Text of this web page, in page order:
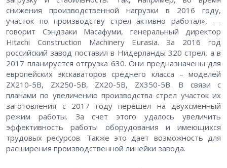
снижения производственной нагрузки в 2016 году,
участок по производству стрел активно работал», —
говорит Сэндзаки Масафуми, генеральный директор
Hitachi Construction Machinery Eurasia. За 2016 год
российский завод поставил в Нидерланды 320 стрел, а в
2017 планируется отгрузка 630. Они предназначены для
европейских экскаваторов среднего класса – моделей
ZX210-5B, ZX250-5B, ZX20-5B, ZX350-5B. В связи с
планами по увеличению производства стрел участок их
заготовления с 2017 году перешел на двухсменный
режим работы. За счет этого удалось увеличить
эффективность работы оборудования и имеющихся
трудовых ресурсов. Также это дает возможность для
расширения производственной линейки завода.